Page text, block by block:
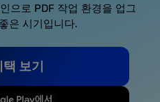
으로 PDF 작업 환경을 업그
은 시기입니다.
보기